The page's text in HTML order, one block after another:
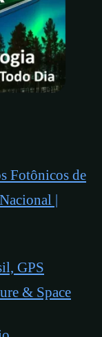
Fotônicos de
|
GPS
& Space